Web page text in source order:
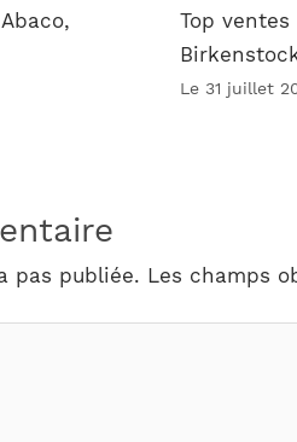
Top
Le 31 juillet
pas publiée. Les champs